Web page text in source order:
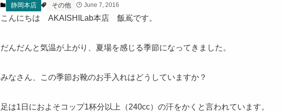
静岡本店 その他 June 7, 2016
こんにちは AKAISHILab本店 飯嶌です。
だんだんと気温が上がり、夏場を感じる季節になってきました。
みなさん、この季節お靴のお手入れはどうしていますか？
足は1日におよそコップ1杯分以上（240cc）の汗をかくと言われています。